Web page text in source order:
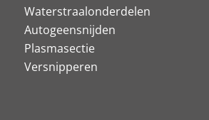
Waterstraalonderdelen
Autogeensnijden
Plasmasectie
Versnipperen